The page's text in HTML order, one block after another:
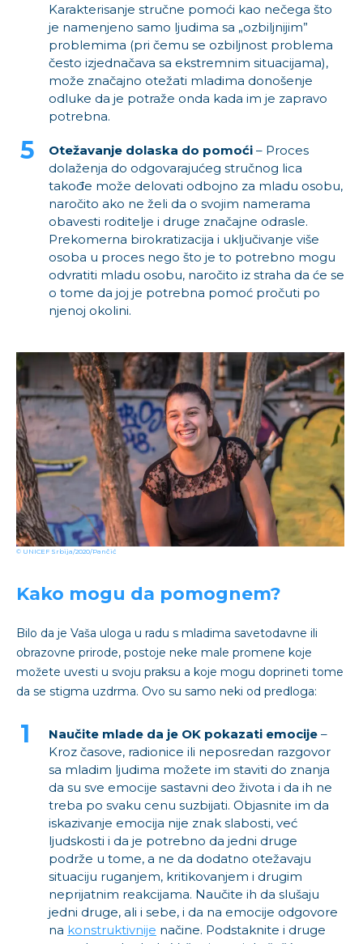
Karakterisanje stručne pomoći kao nečega što
je namenjeno samo ljudima sa „ozbiljnijim”
problemima (pri čemu se ozbiljnost problema
često izjednačava sa ekstremnim situacijama),
može značajno otežati mladima donošenje
odluke da je potraže onda kada im je zapravo
potrebna.
Otežavanje dolaska do pomoći – Proces
dolaženja do odgovarajućeg stručnog lica
takođe može delovati odbojno za mladu osobu,
naročito ako ne želi da o svojim namerama
obavesti roditelje i druge značajne odrasle.
Prekomerna birokratizacija i uključivanje više
osoba u proces nego što je to potrebno mogu
odvratiti mladu osobu, naročito iz straha da će se
o tome da joj je potrebna pomoć pročuti po
njenoj okolini.
© UNICEF Srbija/2020/Pančić
Kako mogu da pomognem?
Bilo da je Vaša uloga u radu s mladima savetodavne ili
obrazovne prirode, postoje neke male promene koje
možete uvesti u svoju praksu a koje mogu doprineti tome
da se stigma uzdrma. Ovo su samo neki od predloga:
Naučite mlade da je OK pokazati emocije –
Kroz časove, radionice ili neposredan razgovor
sa mladim ljudima možete im staviti do znanja
da su sve emocije sastavni deo života i da ih ne
treba po svaku cenu suzbijati. Objasnite im da
iskazivanje emocija nije znak slabosti, već
ljudskosti i da je potrebno da jedni druge
podrže u tome, a ne da dodatno otežavaju
situaciju ruganjem, kritikovanjem i drugim
neprijatnim reakcijama. Naučite ih da slušaju
jedni druge, ali i sebe, i da na emocije odgovore
na konstruktivnije načine. Podstaknite i druge